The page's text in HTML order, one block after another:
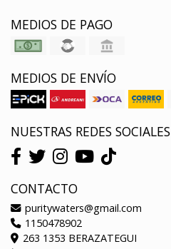
MEDIOS DE PAGO
MEDIOS DE ENVÍO
NUESTRAS REDES SOCIALES
CONTACTO
puritywaters@gmail.com
1150478902
263 1353 BERAZATEGUI